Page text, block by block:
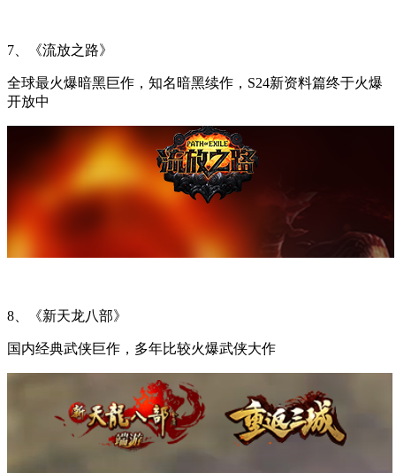
7、《流放之路》
全球最火爆暗黑巨作，知名暗黑续作，S24新资料篇终于火爆
开放中
8、《新天龙八部》
国内经典武侠巨作，多年比较火爆武侠大作